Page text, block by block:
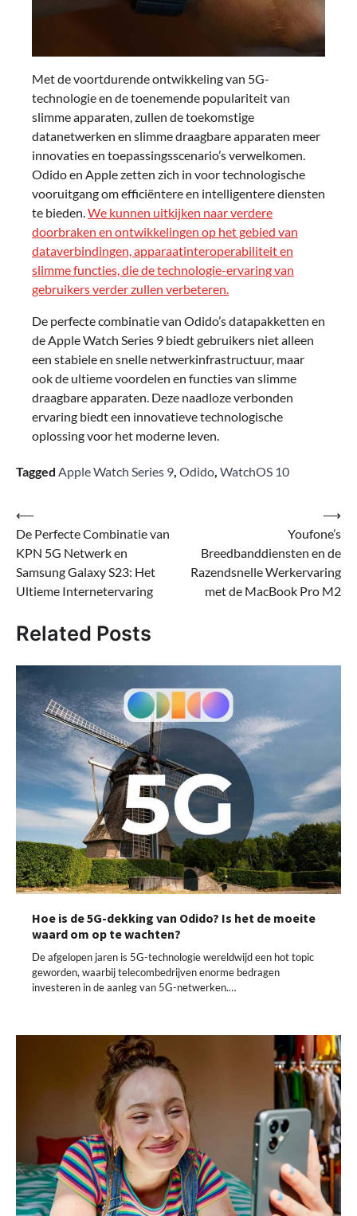
Met de voortdurende ontwikkeling van 5G-
technologie en de toenemende populariteit van
slimme apparaten, zullen de toekomstige
datanetwerken en slimme draagbare apparaten meer
innovaties en toepassingsscenario’s verwelkomen.
Odido en Apple zetten zich in voor technologische
vooruitgang om efficiëntere en intelligentere diensten
te bieden.We kunnen uitkijken naar verdere
doorbraken en ontwikkelingen op het gebied van
dataverbindingen, apparaatinteroperabiliteit en
slimme functies, die de technologie-ervaring van
gebruikers verder zullen verbeteren.
De perfecte combinatie van Odido’s datapakketten en
de Apple Watch Series 9 biedt gebruikers niet alleen
een stabiele en snelle netwerkinfrastructuur, maar
ook de ultieme voordelen en functies van slimme
draagbare apparaten. Deze naadloze verbonden
ervaring biedt een innovatieve technologische
oplossing voor het moderne leven.
Tagged Apple Watch Series 9, Odido, WatchOS 10
Bericht
navigatie
⟵
De Perfecte Combinatie van
KPN 5G Netwerk en
Samsung Galaxy S23: Het
Ultieme Internetervaring
Youfone’s
Breedbanddiensten en de
Razendsnelle Werkervaring
met de MacBook Pro M2
⟶
Related Posts
Hoe is de 5G-dekking van Odido? Is het de moeite
waard om op te wachten?
De afgelopen jaren is 5G-technologie wereldwijd een hot topic
geworden, waarbij telecombedrijven enorme bedragen
investeren in de aanleg van 5G-netwerken.…